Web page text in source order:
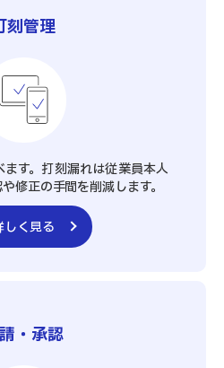
刻管理
す。打刻漏れは従業員本人
修正の手間を削減します。
しく見る
・承認